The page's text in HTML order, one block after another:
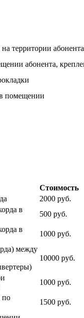
территории
абонента,
помещении
Стоимость
2000 руб.
в
500 руб.
в
1000 руб.
между
10000 руб.
1000 руб.
по
1500 руб.